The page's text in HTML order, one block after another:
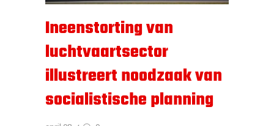
Ineenstorting van
luchtvaartsector
illustreert noodzaak van
socialistische planning